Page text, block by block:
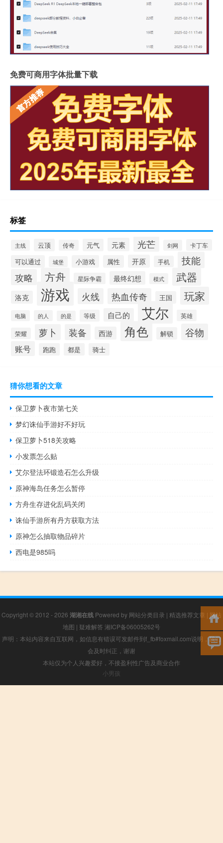
免费可商用字体批量下载
标签
主线 云顶 传奇 元气 元素 光芒 剑网 卡丁车
可以通过 城堡 小游戏 属性 开原 手机 技能
攻略 方舟 星际争霸 最终幻想 模式 武器
洛克 游戏 火线 热血传奇 王国 玩家
电脑 的人 的是 等级 自己的 艾尔 英雄
荣耀 萝卜 装备 西游 角色 解锁 谷物
账号 跑跑 都是 骑士
猜你想看的文章
保卫萝卜夜市第七关
梦幻诛仙手游好不好玩
保卫萝卜518关攻略
小发票怎么贴
艾尔登法环锻造石怎么升级
原神海岛任务怎么暂停
方舟生存进化乱码关闭
诛仙手游所有丹方获取方法
原神怎么抽取物品碎片
西电是985吗
Copyright © 2012 - 2026 湖湘在线 Powered by 网站分类目录 | 精选推荐文章 | 网站
地图 | 疑难解答 湘ICP备06005262号
声明：本站内容来自互联网，如信息有错误可发邮件到f_fb#foxmail.com说明，我们
会及时纠正，谢谢
本站仅为个人兴趣爱好，不接盈利性广告及商业合作
小男孩